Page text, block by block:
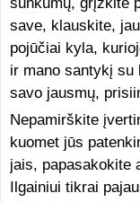
save, klauskite,
pojūčiai kyla,
ir mano santykį su
savo jausmų,
Nepamirškite
kuomet jūs
jais, papasakokite
Ilgainiui tikrai